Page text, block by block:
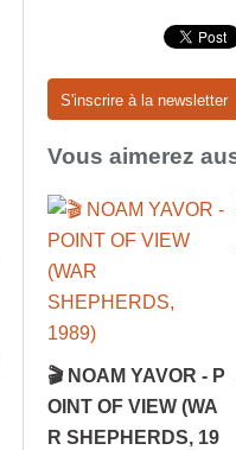
S'inscrire à la newsletter
Vous aimerez
🎬 NOAM YAVOR - P
OINT OF VIEW (WA
R SHEPHERDS, 19